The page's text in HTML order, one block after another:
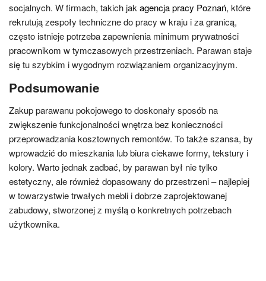
socjalnych. W firmach, takich jak agencja pracy Poznań, które
rekrutują zespoły techniczne do pracy w kraju i za granicą,
często istnieje potrzeba zapewnienia minimum prywatności
pracownikom w tymczasowych przestrzeniach. Parawan staje
się tu szybkim i wygodnym rozwiązaniem organizacyjnym.
Podsumowanie
Zakup parawanu pokojowego to doskonały sposób na
zwiększenie funkcjonalności wnętrza bez konieczności
przeprowadzania kosztownych remontów. To także szansa, by
wprowadzić do mieszkania lub biura ciekawe formy, tekstury i
kolory. Warto jednak zadbać, by parawan był nie tylko
estetyczny, ale również dopasowany do przestrzeni – najlepiej
w towarzystwie trwałych mebli i dobrze zaprojektowanej
zabudowy, stworzonej z myślą o konkretnych potrzebach
użytkownika.